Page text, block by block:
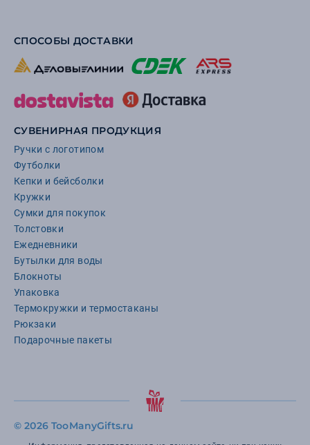
СПОСОБЫ ДОСТАВКИ
СУВЕНИРНАЯ ПРОДУКЦИЯ
Ручки с логотипом
Футболки
Кепки и бейсболки
Кружки
Сумки для покупок
Толстовки
Ежедневники
Бутылки для воды
Блокноты
Упаковка
Термокружки и термостаканы
Рюкзаки
Подарочные пакеты
© 2026 TooManyGifts.ru